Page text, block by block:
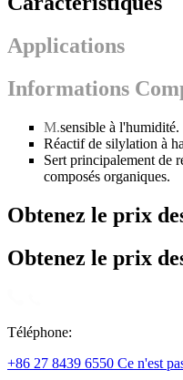
Applications
Informations
M.sensible à l'humidité.
Réactif de silylation à
Sert principalement de
composés organiques.
Obtenez le prix
Obtenez le prix
Téléphone:
+86 27 8439 6550 Ce n'est